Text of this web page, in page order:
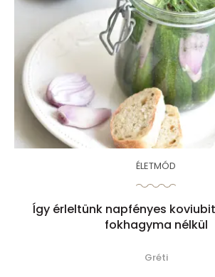
ÉLETMÓD
Így érleltünk napfényes
fokhagyma nélkül
Gréti